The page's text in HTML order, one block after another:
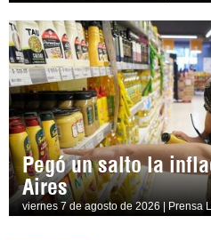
Pegó un salto la
Aires
viernes 7 de agosto de 2026 | Prensa